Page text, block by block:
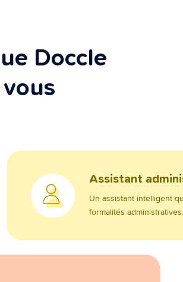
Doccle
Assistant
Un assistant intelligent
formalités administratives.